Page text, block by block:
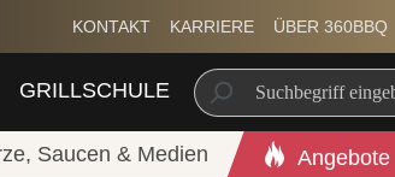
KONTAKT KARRIERE ÜBER 360BBQ
GRILLSCHULE
Saucen & Medien Angebote